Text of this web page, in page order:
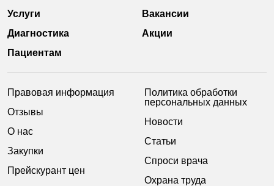
Услуги
Вакансии
Диагностика
Акции
Пациентам
Правовая информация
Отзывы
О нас
Закупки
Прейскурант цен
Политика обработки
персональных данных
Новости
Статьи
Спроси врача
Охрана труда